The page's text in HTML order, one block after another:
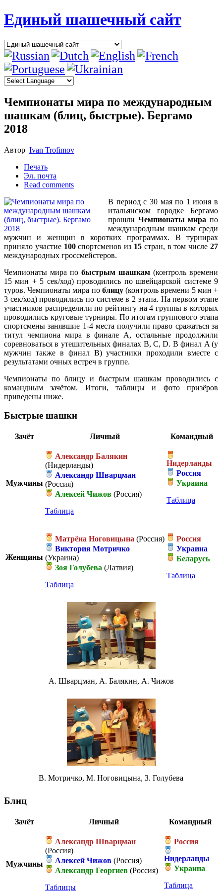
Единый шашечный сайт
Чемпионаты мира по международным
шашкам (блиц, быстрые). Бергамо
2018
Автор Ivan Trofimov
Печать
Эл. почта
Read comments
В период с 30 мая по 1 июня в
итальянском городке Бергамо
прошли Чемпионаты мира по
международным шашкам среди
мужчин и женщин в коротких программах. В турнирах
приняло участие 100спортсменов из 15 стран, в том числе27
международных гроссмейстеров.
Чемпионаты мира по быстрым шашкам (контроль времени
15 мин + 5 сек/ход) проводились по швейцарской системе 9
туров. Чемпионаты мира по блицу(контроль времени 5 мин +
3 сек/ход) проводились по системе в 2 этапа. На первом этапе
участников распределили по рейтингу на 4 группы в которых
проводились круговые турниры. По итогам группового этапа
спортсмены занявшие 1-4 места получили право сражаться за
титул чемпиона мира в финале A, остальные продолжили
соревноваться в утешительных финалах B, C, D. В финал A (у
мужчин также в финал B) участники проходили вместе с
результатами очных встреч в группе.
Чемпионаты по блицу и быстрым шашкам проводились с
командным зачётом. Итоги, таблицы и фото призёров
приведены ниже.
Быстрые шашки
Зачёт Личный Командный
Мужчины
Александр Балякин
(Нидерланды)
Александр Шварцман
(Россия)
Алексей Чижов (Россия)
Таблица
Нидерланды
Россия
Украина
Таблица
Женщины
Матрёна Ноговицына (Россия)
Виктория Мотричко
(Украина)
Зоя Голубева (Латвия)
Таблица
Россия
Украина
Беларусь
Таблица
А. Шварцман, А. Балякин, А. Чижов
В. Мотричко, М. Ноговицына, З. Голубева
Блиц
Зачёт Личный Командный
Мужчины
Александр Шварцман
(Россия)
Алексей Чижов (Россия)
Александр Георгиев (Россия)
Таблицы
Россия
Нидерланды
Украина
Таблица